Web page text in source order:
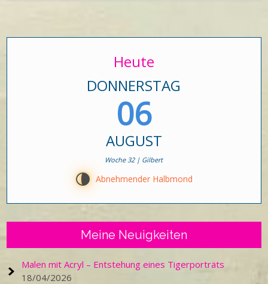
Heute
DONNERSTAG
06
AUGUST
Woche 32 | Gilbert
U Abnehmender Halbmond
Meine Neuigkeiten
Malen mit Acryl – Entstehung eines Tigerporträts
18/04/2026